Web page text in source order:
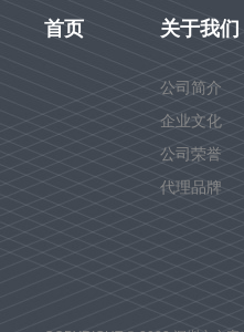
首页 关于我们
公司简介
企业文化
公司荣誉
代理品牌